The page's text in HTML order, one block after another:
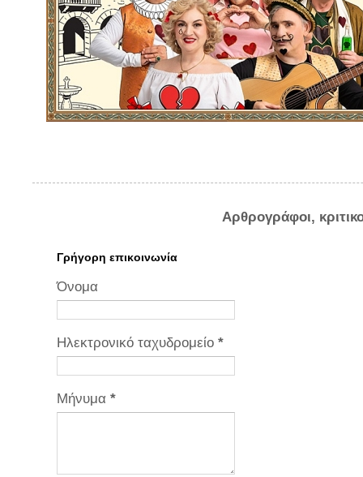
Αρθρογράφοι,
Γρήγορη επικοινωνία
Όνομα
Ηλεκτρονικό ταχυδρομείο *
Μήνυμα *